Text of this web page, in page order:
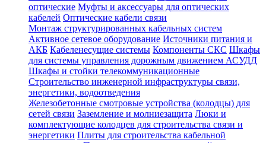
оптические Муфты и аксессуары для оптических
кабелей Оптические кабели связи
Монтаж структурированных кабельных систем
Активное сетевое оборудование Источники питания и
АКБ Кабеленесущие системы Компоненты СКС Шкафы
для системы управления дорожным движением АСУДД
Шкафы и стойки телекоммуникационные
Строительство инженерной инфраструктуры связи,
энергетики, водоотведения
Железобетонные смотровые устройства (колодцы) для
сетей связи Заземление и молниезащита Люки и
комплектующие колодцев для строительства связи и
энергетики Плиты для строительства кабельной